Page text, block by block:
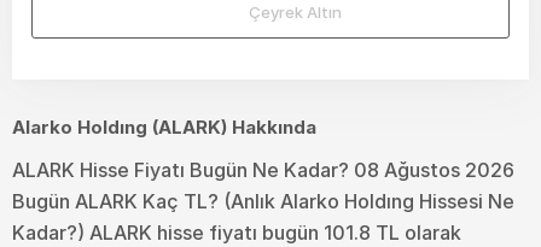
Çeyrek Altın
Alarko Holdıng (ALARK) Hakkında
ALARK Hisse Fiyatı Bugün Ne Kadar? 08 Ağustos 2026
Bugün ALARK Kaç TL? (Anlık Alarko Holdıng Hissesi Ne
Kadar?) ALARK hisse fiyatı bugün 101.8 TL olarak